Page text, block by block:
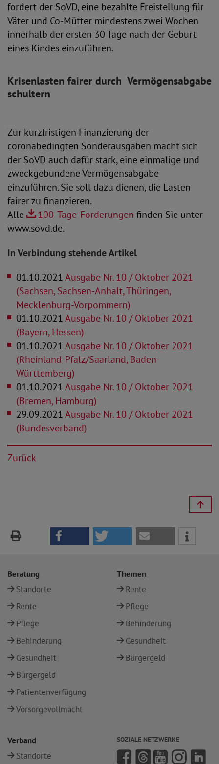
fordert der SoVD, eine bezahlte Freistellung für
Väter und Co-Mütter mindestens zwei Wochen
innerhalb der ersten 30 Tage nach der Geburt
eines Kindes einzuführen.
Krisenlasten fairer durch Vermögensabgabe
schultern
Zur kurzfristigen Finanzierung der
coronabedingten Sonderausgaben macht sich
der SoVD auch dafür stark, eine einmalige und
zweckgebundene Vermögensabgabe
einzuführen. Sie soll dazu dienen, die Lasten
fairer zu finanzieren.
Alle
100-Tage-Forderungen finden Sie unter
www.sovd.de.
In Verbindung stehende Artikel
01.10.2021Ausgabe Nr. 10 / Oktober 2021
(Sachsen, Sachsen-Anhalt, Thüringen,
Mecklenburg-Vorpommern)
01.10.2021Ausgabe Nr. 10 / Oktober 2021
(Bayern, Hessen)
01.10.2021Ausgabe Nr. 10 / Oktober 2021
(Rheinland-Pfalz/Saarland, Baden-
Württemberg)
01.10.2021Ausgabe Nr. 10 / Oktober 2021
(Bremen, Hamburg)
29.09.2021Ausgabe Nr. 10 / Oktober 2021
(Bundesverband)
Zurück
Beratung
Standorte
Rente
Pflege
Behinderung
Gesundheit
Bürgergeld
Patientenverfügung
Vorsorgevollmacht
Themen
Rente
Pflege
Behinderung
Gesundheit
Bürgergeld
Verband
Standorte
SOZIALE NETZWERKE